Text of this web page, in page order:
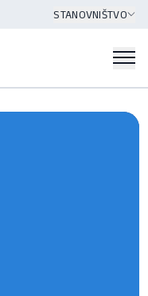
STANOVNIŠTVO